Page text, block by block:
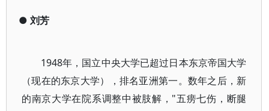
● 刘芳
1948年，国立中央大学已超过日本东京帝国大学
（现在的东京大学），排名亚洲第一。数年之后，新
的南京大学在院系调整中被肢解，"五痨七伤，断腿